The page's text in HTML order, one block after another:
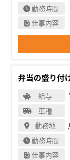
勤務時間
仕事内容
弁当の盛り付
給与
車種
勤務地
勤務時間
仕事内容